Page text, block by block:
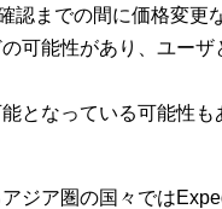
認までの間に価格変更
可能性があり、ユー
となっている可能性
ジア圏の国々では